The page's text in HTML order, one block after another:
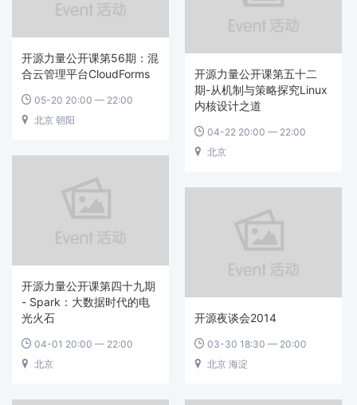
开源力量公开课第56期：混
合云管理平台CloudForms
 05-20 20:00 — 22:00
 北京 朝阳
开源力量公开课第五十二
期-从机制与策略探究Linux
内核设计之道
 04-22 20:00 — 22:00
 北京
开源力量公开课第四十九期
- Spark：大数据时代的电
光火石
 04-01 20:00 — 22:00
 北京
开源夜谈会2014
 03-30 18:30 — 20:00
 北京 海淀